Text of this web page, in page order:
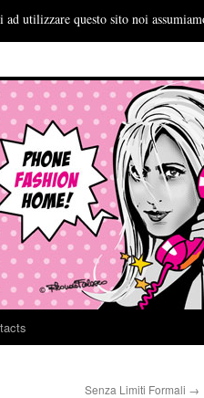
Senza Limiti Formali →
utilizzare questo sito noi